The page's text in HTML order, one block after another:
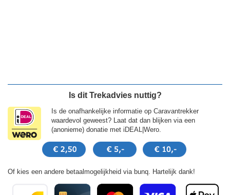
Is dit Trekadvies nuttig?
Is de onafhankelijke informatie op Caravantrekker
waardevol geweest? Laat dat dan blijken via een
(anonieme) donatie met iDEAL|Wero.
Of kies een andere betaalmogelijkheid via bunq. Hartelijk dank!